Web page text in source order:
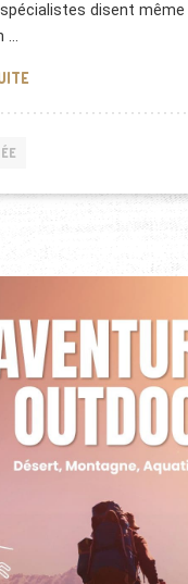
disent même
COMMENT REPRENDRE